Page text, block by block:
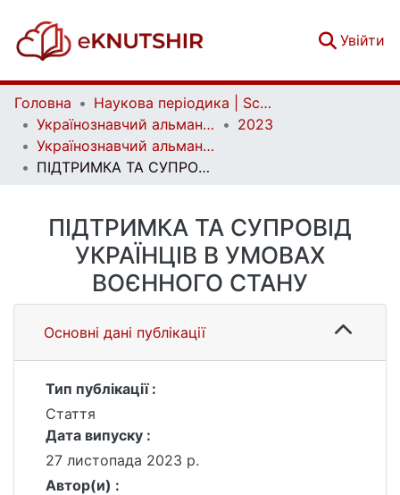
Увійти
Головна
Наукова періодика | Scientific periodicals
Українознавчий альманах | Almanac of Ukrainian Studies
2023
Українознавчий альманах. Випуск 33
ПІДТРИМКА ТА СУПРОВІД УКРАЇНЦІВ В УМОВАХ ВОЄННОГО СТАНУ
ПІДТРИМКА ТА СУПРОВІД
УКРАЇНЦІВ В УМОВАХ
ВОЄННОГО СТАНУ
Основні дані публікації
Тип публікації :
Стаття
Дата випуску :
27 листопада 2023 р.
Автор(и) :